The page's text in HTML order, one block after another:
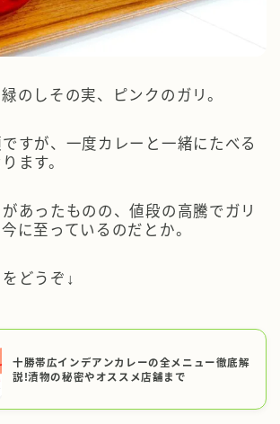
のしその実、ピンクのガリ。
すが、一度カレーと一緒にたべる
ます。
あったものの、値段の高騰でガリ
に至っているのだとか。
どうぞ↓
十勝帯広インデアンカレーの全メニュー徹底解
説!漬物の秘密やオススメ店舗まで